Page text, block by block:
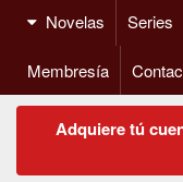
Novelas
Series
Membresía
Adquiere tú